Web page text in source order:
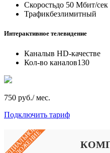
Скоростьдо 50 Мбит/сек
Трафикбезлимитный
Интерактивное телевидение
Каналыв HD-качестве
Кол-во каналов130
750 руб./ мес.
Подключить тариф